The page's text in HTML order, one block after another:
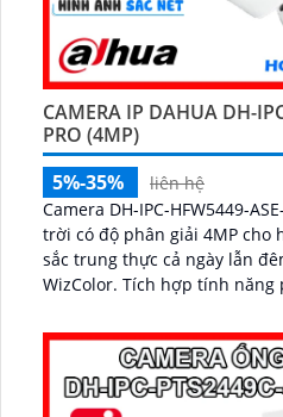
CAMERA IP DAHUA DH-
PRO (4MP)
5%-35%
liên hệ
Camera DH-IPC-HFW5449-
trời có độ phân giải 4MP cho
sắc trung thực cả ngày lẫn
WizColor. Tích hợp tính năng phát hiện xâm nhập,
đảm bảo an ninh toàn diện